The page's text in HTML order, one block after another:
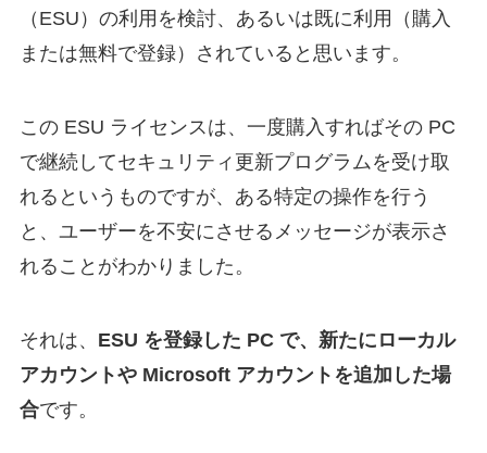
（ESU）の利用を検討、あるいは既に利用（購入
または無料で登録）されていると思います。
この ESU ライセンスは、一度購入すればその PC
で継続してセキュリティ更新プログラムを受け取
れるというものですが、ある特定の操作を行う
と、ユーザーを不安にさせるメッセージが表示さ
れることがわかりました。
それは、 ESU を登録した PC で、新たにローカル
アカウントや Microsoft アカウントを追加した場
合です。